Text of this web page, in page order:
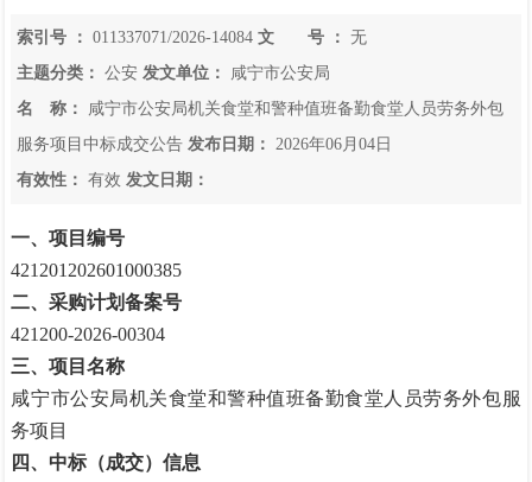
索引号 ： 011337071/2026-14084 文 号 ：
无
主题分类：
公安 发文单位：
咸宁市公安局
名 称：
咸宁市公安局机关食堂和警种值班备勤食堂人员劳务外包
服务项目中标成交公告 发布日期：
2026年06月04日
有效性：
有效 发文日期：
一、项目编号
421201202601000385
二、采购计划备案号
421200-2026-00304
三、项目名称
咸宁市公安局机关食堂和警种值班备勤食堂人员劳务外包服
务项目
四、中标（成交）信息